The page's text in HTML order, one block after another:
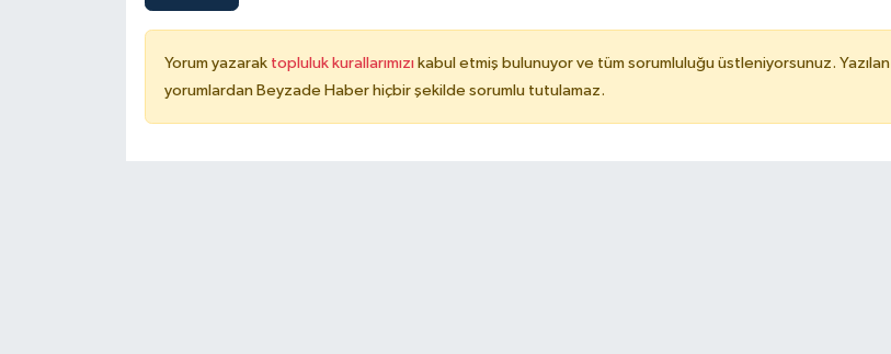
Yorum yazarak topluluk kurallarımızı kabul etmiş bulunuyor ve tüm sorumluluğu üstleniyorsunuz. Yazılan
yorumlardan Beyzade Haber hiçbir şekilde sorumlu tutulamaz.